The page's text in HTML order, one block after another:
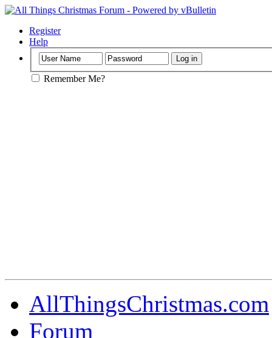
Register
Help
Remember Me?
AllThingsChristmas.com
Forum